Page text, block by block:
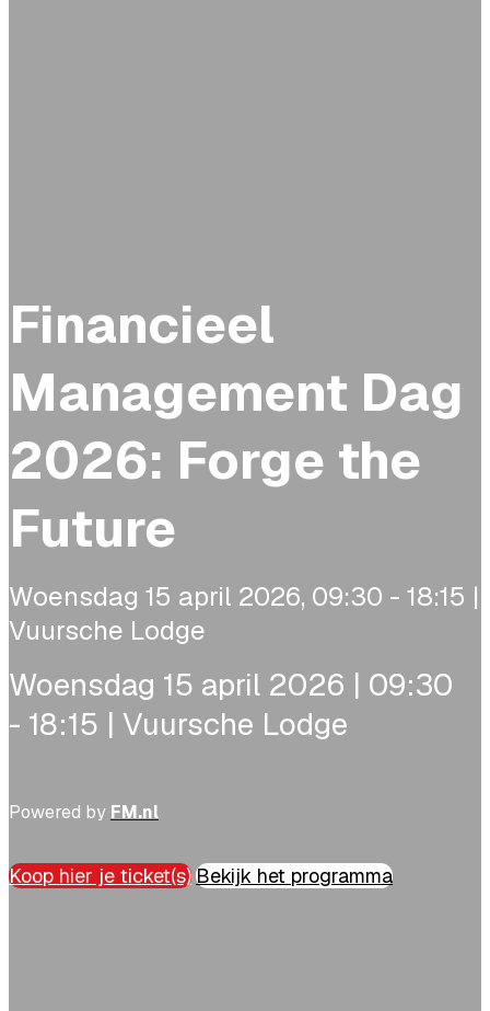
Financieel
Management Dag
2026: Forge the
Future
Woensdag 15 april 2026, 09:30 - 18:15 |
Vuursche Lodge
Woensdag 15 april 2026 | 09:30
- 18:15 | Vuursche Lodge
Powered by FM.nl
Koop hier je ticket(s)Bekijk het programma